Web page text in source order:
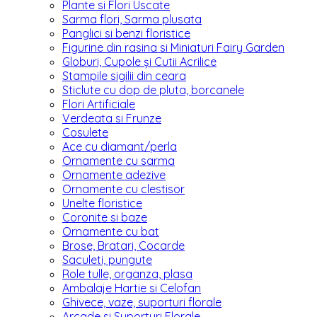
Plante si Flori Uscate
Sarma flori, Sarma plusata
Panglici si benzi floristice
Figurine din rasina si Miniaturi Fairy Garden
Globuri, Cupole și Cutii Acrilice
Stampile sigilii din ceara
Sticlute cu dop de pluta, borcanele
Flori Artificiale
Verdeata si Frunze
Cosulete
Ace cu diamant/perla
Ornamente cu sarma
Ornamente adezive
Ornamente cu clestisor
Unelte floristice
Coronite si baze
Ornamente cu bat
Brose, Bratari, Cocarde
Saculeti, pungute
Role tulle, organza, plasa
Ambalaje Hartie si Celofan
Ghivece, vaze, suporturi florale